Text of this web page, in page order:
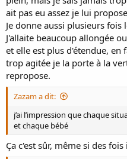
ait pas eu assez je lui
Je donne aussi plusieurs fois
J'allaite beaucoup allongée
et elle est plus d'étendue, en
trop agitée je la porte à la
repropose.
Zazam a dit:
j’ai l’impression que chaque
et chaque bébé
Ça c'est sûr, même si des